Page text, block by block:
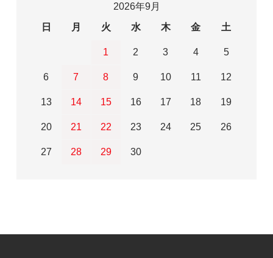
2026年9月
日
月 火 水 木 金 土
1 2 3 4 5
6 7 8 9 10 11 12
13 14 15 16 17 18 19
20 21 22 23 24 25 26
27 28 29 30